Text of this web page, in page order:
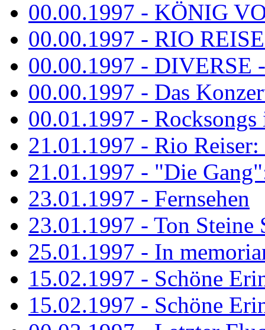
00.00.1997 - KÖNIG
00.00.1997 - RIO
00.00.1997 - DIVERSE
00.00.1997 - Das
00.01.1997 -
21.01.1997 - Rio
21.01.1997 - "Die
23.01.1997 - Fernsehen
23.01.1997 - Ton Steine
25.01.1997 - In
15.02.1997 - Schöne
15.02.1997 - Schöne